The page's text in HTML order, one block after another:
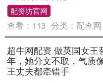
配资坊官网
查看： 113 分类： 配查网
超牛网配资 做英国女王
年，她分文不取，气质
王丈夫都牵错手